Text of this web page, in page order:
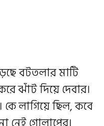
বটতলার মাটি
ঝাঁট দিয়ে দেবার।
লাগিয়ে ছিল, কবে